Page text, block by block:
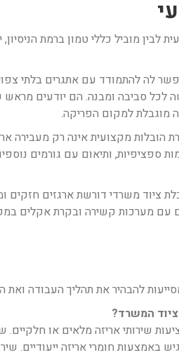
מוביל כללי טמון ברמת
לה להתמודד עם אתגרים בלתי
סביבה ומבנה. הם יודעים מראש
מוגבלת למקום הפריקה.
הובלות מקצועית אינה רק מעבירה
ותיאום עם גורמים
ציוד משרדי דורשת ארגזים חזקים
עם מערכות קשירה ובקרת אקלים
להבהיר את תהליך העבודה ואת
המשרד?
שירותי אריזה מלאים או חלקיים.
באמצעות חומרי אריזה